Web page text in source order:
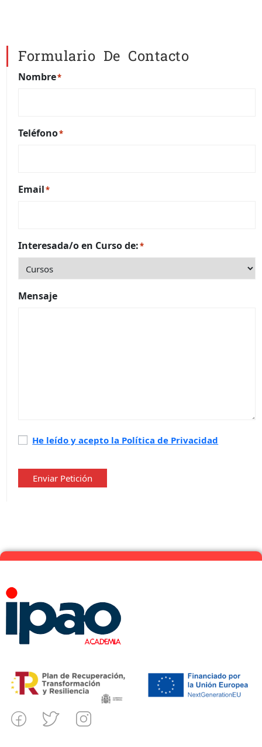
Formulario De Contacto
Nombre*
Teléfono*
Email*
Interesada/o en Curso de:*
Mensaje
Política
privacidad*
He leído y acepto la Política de Privacidad
Enviar Petición